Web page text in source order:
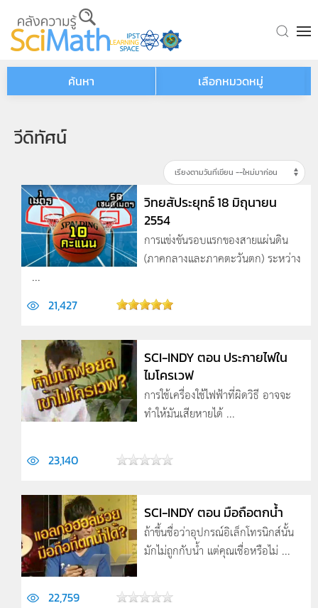
Skip to main content
ค้นหา เลือกหมวดหมู่
วีดิทัศน์
วิทยสัประยุทธ์ 18 มิถุนายน
2554
การแข่งขันรอบแรกของสายแผ่นดิน
(ภาคกลางและภาคตะวันตก) ระหว่าง
...
21,427
SCI-INDY ตอน ประกายไฟใน
ไมโครเวฟ
การใช้เครื่องใช้ไฟฟ้าที่ผิดวิธี อาจจะ
ทำให้มันเสียหายได้ ...
23,140
SCI-INDY ตอน มือถือตกน้ำ
ถ้าขึ้นชื่อว่าอุปกรณ์อิเล็กโทรนิกส์นั้น
มักไม่ถูกกับน้ำ แต่คุณเชื่อหรือไม่ ...
22,759